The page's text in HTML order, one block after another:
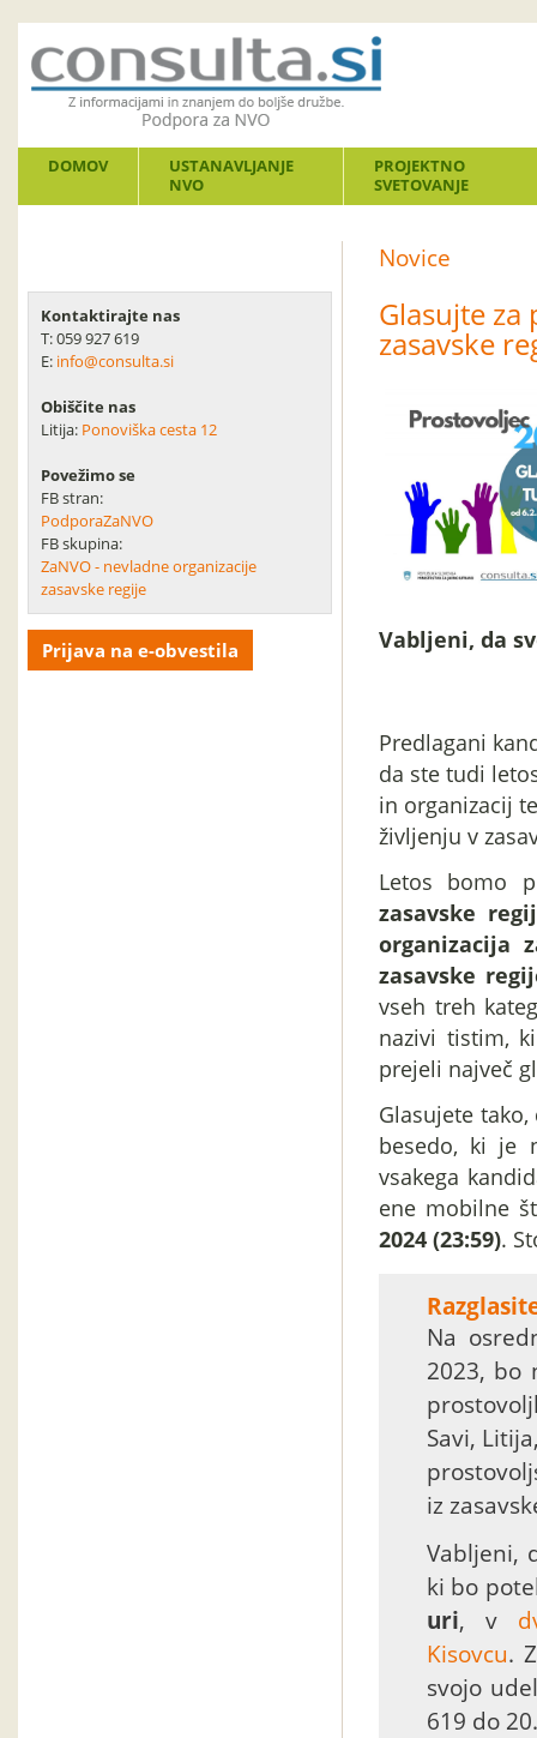
DOMOV
USTANAVLJANJE
NVO
PROJEKTNO
SVETOVANJE
Kontaktirajte nas
T: 059 927 619
E: info@consulta.si
Obiščite nas
Litija: Ponoviška cesta 12
Povežimo se
FB stran:
PodporaZaNVO
FB skupina:
ZaNVO - nevladne organizacije
zasavske regije
Prijava na e-obvestila
Novice
Glasujte
zasavske
Vabljeni, da
Predlagani
da ste tudi
in organizacij
življenju v
Letos bomo
zasavske
organizacija
zasavske
vseh treh
nazivi tistim,
prejeli največ
Glasujete
besedo, ki je
vsakega
ene mobilne
2024 (23:59).
Na
2023, bo
Savi,
iz
Vabljeni,
ki bo
uri, v
Kisovcu.
svojo
619 do